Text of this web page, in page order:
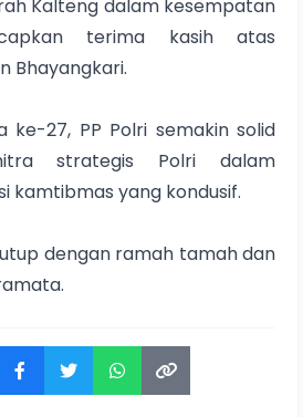
Kalteng dalam kesempatan
terima kasih atas
Bhayangkari.
ke-27, PP Polri semakin solid
strategis Polri dalam
kamtibmas yang kondusif.
dengan ramah tamah dan